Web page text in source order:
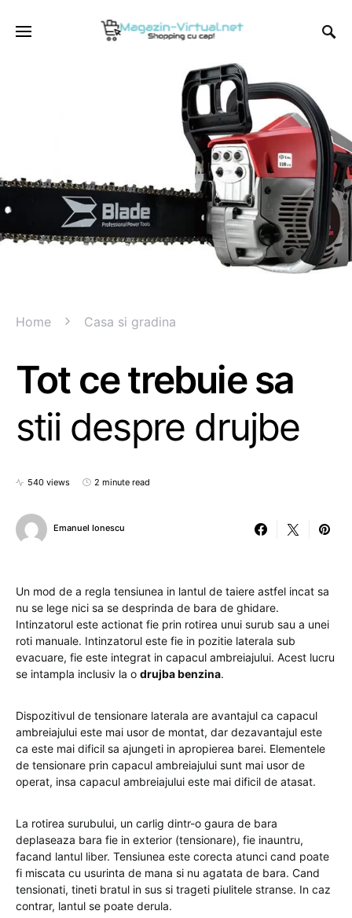
Home Casa si gradina
Tot ce trebuie sa
stii despre drujbe
540 views 2 minute read
Emanuel Ionescu
Un mod de a regla tensiunea in lantul de taiere astfel incat sa
nu se lege nici sa se desprinda de bara de ghidare.
Intinzatorul este actionat fie prin rotirea unui surub sau a unei
roti manuale. Intinzatorul este fie in pozitie laterala sub
evacuare, fie este integrat in capacul ambreiajului. Acest lucru
se intampla inclusiv la o drujba benzina.
Dispozitivul de tensionare laterala are avantajul ca capacul
ambreiajului este mai usor de montat, dar dezavantajul este
ca este mai dificil sa ajungeti in apropierea barei. Elementele
de tensionare prin capacul ambreiajului sunt mai usor de
operat, insa capacul ambreiajului este mai dificil de atasat.
La rotirea surubului, un carlig dintr-o gaura de bara
deplaseaza bara fie in exterior (tensionare), fie inauntru,
facand lantul liber. Tensiunea este corecta atunci cand poate
fi miscata cu usurinta de mana si nu agatata de bara. Cand
tensionati, tineti bratul in sus si trageti piulitele stranse. In caz
contrar, lantul se poate derula.